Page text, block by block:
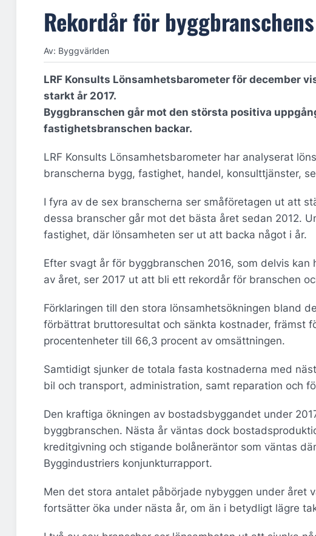
Rekordår för
Av: Byggvärlden
LRF Konsults Lönsamhetsbarometer för december
starkt år 2017.
Byggbranschen går mot den största positiva
fastighetsbranschen backar.
LRF Konsults Lönsamhetsbarometer har analyserat
branscherna bygg, fastighet, handel, konsulttjänster,
I fyra av de sex branscherna ser småföretagen ut att
dessa branscher går mot det bästa året sedan 2012.
fastighet, där lönsamheten ser ut att backa något i år.
Efter svagt år för byggbranschen 2016, som delvis
av året, ser 2017 ut att bli ett rekordår för branschen
Förklaringen till den stora lönsamhetsökningen bland
förbättrat bruttoresultat och sänkta kostnader, främst
procentenheter till 66,3 procent av omsättningen.
Samtidigt sjunker de totala fasta kostnaderna med
bil och transport, administration, samt reparation och
Den kraftiga ökningen av bostadsbyggandet under
byggbranschen. Nästa år väntas dock
kreditgivning och stigande bolåneräntor som väntas
Byggindustriers konjunkturrapport.
Men det stora antalet påbörjade nybyggen under året
fortsätter öka under nästa år, om än i betydligt lägre